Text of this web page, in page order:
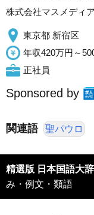
株式会社マスメディ
東京都 新宿区
年収420万円～
正社員
Sponsored by
関連語 聖パウロ
精選版 日本国語大
み・例文・類語